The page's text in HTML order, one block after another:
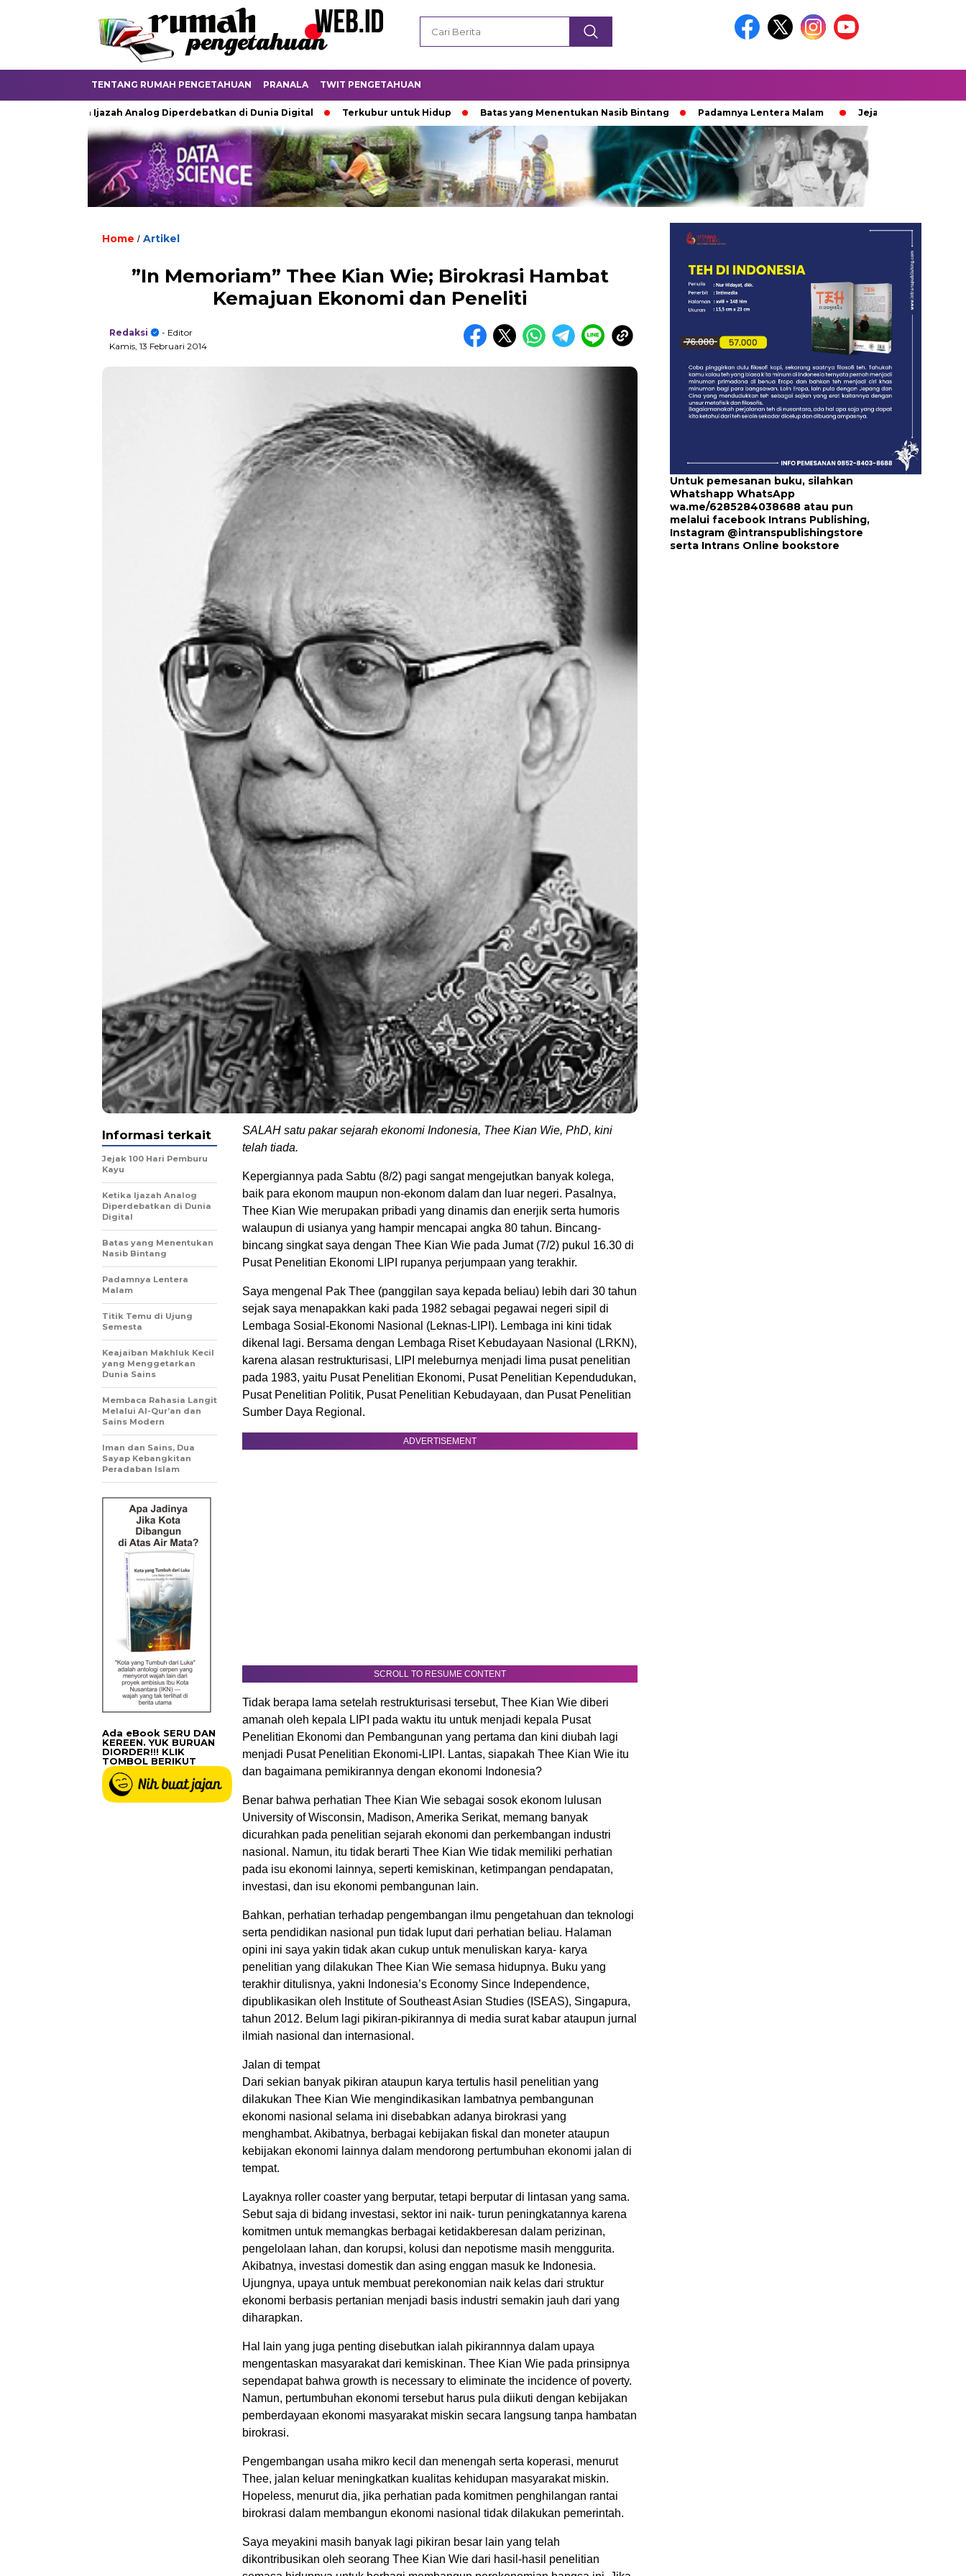
TENTANG RUMAH PENGETAHUAN PRANALA TWIT PENGETAHUAN
Ketika Ijazah Analog Diperdebatkan di Dunia Digital Terkubur untuk Hidup Batas yang Menentukan Nasib Bintang Padamnya Lentera Malam Jejak 100 Hari Pemburu Kayu
Home / Artikel
”In Memoriam” Thee Kian Wie; Birokrasi Hambat
Kemajuan Ekonomi dan Peneliti
Redaksi
- Editor
Kamis, 13 Februari 2014
SALAH satu pakar sejarah ekonomi Indonesia, Thee Kian Wie, PhD, kini
telah tiada.
Kepergiannya pada Sabtu (8/2) pagi sangat mengejutkan banyak kolega,
baik para ekonom maupun non-ekonom dalam dan luar negeri. Pasalnya,
Thee Kian Wie merupakan pribadi yang dinamis dan enerjik serta humoris
walaupun di usianya yang hampir mencapai angka 80 tahun. Bincang-
bincang singkat saya dengan Thee Kian Wie pada Jumat (7/2) pukul 16.30 di
Pusat Penelitian Ekonomi LIPI rupanya perjumpaan yang terakhir.
Saya mengenal Pak Thee (panggilan saya kepada beliau) lebih dari 30 tahun
sejak saya menapakkan kaki pada 1982 sebagai pegawai negeri sipil di
Lembaga Sosial-Ekonomi Nasional (Leknas-LIPI). Lembaga ini kini tidak
dikenal lagi. Bersama dengan Lembaga Riset Kebudayaan Nasional (LRKN),
karena alasan restrukturisasi, LIPI meleburnya menjadi lima pusat penelitian
pada 1983, yaitu Pusat Penelitian Ekonomi, Pusat Penelitian Kependudukan,
Pusat Penelitian Politik, Pusat Penelitian Kebudayaan, dan Pusat Penelitian
Sumber Daya Regional.
ADVERTISEMENT
SCROLL TO RESUME CONTENT
Tidak berapa lama setelah restrukturisasi tersebut, Thee Kian Wie diberi
amanah oleh kepala LIPI pada waktu itu untuk menjadi kepala Pusat
Penelitian Ekonomi dan Pembangunan yang pertama dan kini diubah lagi
menjadi Pusat Penelitian Ekonomi-LIPI. Lantas, siapakah Thee Kian Wie itu
dan bagaimana pemikirannya dengan ekonomi Indonesia?
Benar bahwa perhatian Thee Kian Wie sebagai sosok ekonom lulusan
University of Wisconsin, Madison, Amerika Serikat, memang banyak
dicurahkan pada penelitian sejarah ekonomi dan perkembangan industri
nasional. Namun, itu tidak berarti Thee Kian Wie tidak memiliki perhatian
pada isu ekonomi lainnya, seperti kemiskinan, ketimpangan pendapatan,
investasi, dan isu ekonomi pembangunan lain.
Bahkan, perhatian terhadap pengembangan ilmu pengetahuan dan teknologi
serta pendidikan nasional pun tidak luput dari perhatian beliau. Halaman
opini ini saya yakin tidak akan cukup untuk menuliskan karya- karya
penelitian yang dilakukan Thee Kian Wie semasa hidupnya. Buku yang
terakhir ditulisnya, yakni Indonesia’s Economy Since Independence,
dipublikasikan oleh Institute of Southeast Asian Studies (ISEAS), Singapura,
tahun 2012. Belum lagi pikiran-pikirannya di media surat kabar ataupun jurnal
ilmiah nasional dan internasional.
Jalan di tempat
Dari sekian banyak pikiran ataupun karya tertulis hasil penelitian yang
dilakukan Thee Kian Wie mengindikasikan lambatnya pembangunan
ekonomi nasional selama ini disebabkan adanya birokrasi yang
menghambat. Akibatnya, berbagai kebijakan fiskal dan moneter ataupun
kebijakan ekonomi lainnya dalam mendorong pertumbuhan ekonomi jalan di
tempat.
Layaknya roller coaster yang berputar, tetapi berputar di lintasan yang sama.
Sebut saja di bidang investasi, sektor ini naik- turun peningkatannya karena
komitmen untuk memangkas berbagai ketidakberesan dalam perizinan,
pengelolaan lahan, dan korupsi, kolusi dan nepotisme masih menggurita.
Akibatnya, investasi domestik dan asing enggan masuk ke Indonesia.
Ujungnya, upaya untuk membuat perekonomian naik kelas dari struktur
ekonomi berbasis pertanian menjadi basis industri semakin jauh dari yang
diharapkan.
Hal lain yang juga penting disebutkan ialah pikirannnya dalam upaya
mengentaskan masyarakat dari kemiskinan. Thee Kian Wie pada prinsipnya
sependapat bahwa growth is necessary to eliminate the incidence of poverty.
Namun, pertumbuhan ekonomi tersebut harus pula diikuti dengan kebijakan
pemberdayaan ekonomi masyarakat miskin secara langsung tanpa hambatan
birokrasi.
Pengembangan usaha mikro kecil dan menengah serta koperasi, menurut
Thee, jalan keluar meningkatkan kualitas kehidupan masyarakat miskin.
Hopeless, menurut dia, jika perhatian pada komitmen penghilangan rantai
birokrasi dalam membangun ekonomi nasional tidak dilakukan pemerintah.
Saya meyakini masih banyak lagi pikiran besar lain yang telah
dikontribusikan oleh seorang Thee Kian Wie dari hasil-hasil penelitian
Informasi terkait
Jejak 100 Hari Pemburu
Kayu
Ketika Ijazah Analog
Diperdebatkan di Dunia
Digital
Batas yang Menentukan
Nasib Bintang
Padamnya Lentera
Malam
Titik Temu di Ujung
Semesta
Keajaiban Makhluk Kecil
yang Menggetarkan
Dunia Sains
Membaca Rahasia Langit
Melalui Al-Qur’an dan
Sains Modern
Iman dan Sains, Dua
Sayap Kebangkitan
Peradaban Islam
Ada eBook SERU DAN
KEREEN. YUK BURUAN
DIORDER!!! KLIK
TOMBOL BERIKUT
Untuk pemesanan buku, silahkan
Whatshapp WhatsApp
wa.me/6285284038688 atau pun
melalui facebook Intrans Publishing,
Instagram @intranspublishingstore
serta Intrans Online bookstore